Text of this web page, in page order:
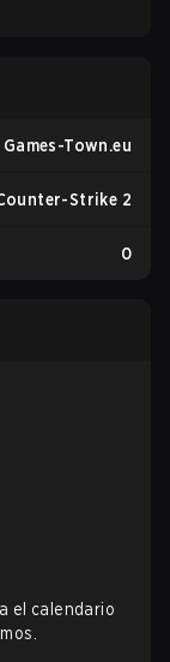
Games-Town.eu
Strike 2
0
el calendario